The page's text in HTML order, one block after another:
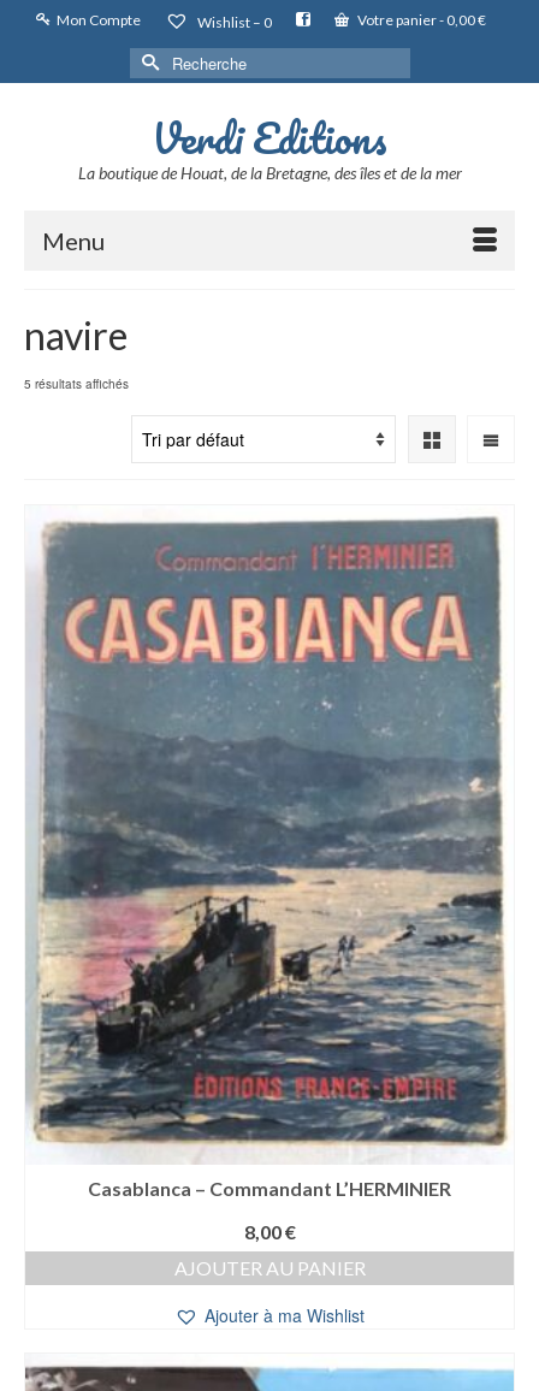
Mon Compte Wishlist – 0 Votre panier- 0,00€
Rechercher :
Verdi Editions
La boutique de Houat, de la Bretagne, des îles et de la mer
Menu
navire
5 résultats affichés
Casablanca – Commandant L’HERMINIER
8,00€
AJOUTER AU PANIER
Ajouter à ma Wishlist